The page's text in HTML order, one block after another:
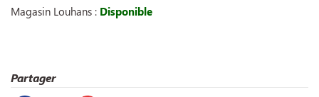
Magasin Louhans : Disponible
Partager